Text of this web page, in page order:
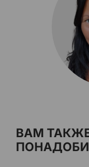
ВАМ